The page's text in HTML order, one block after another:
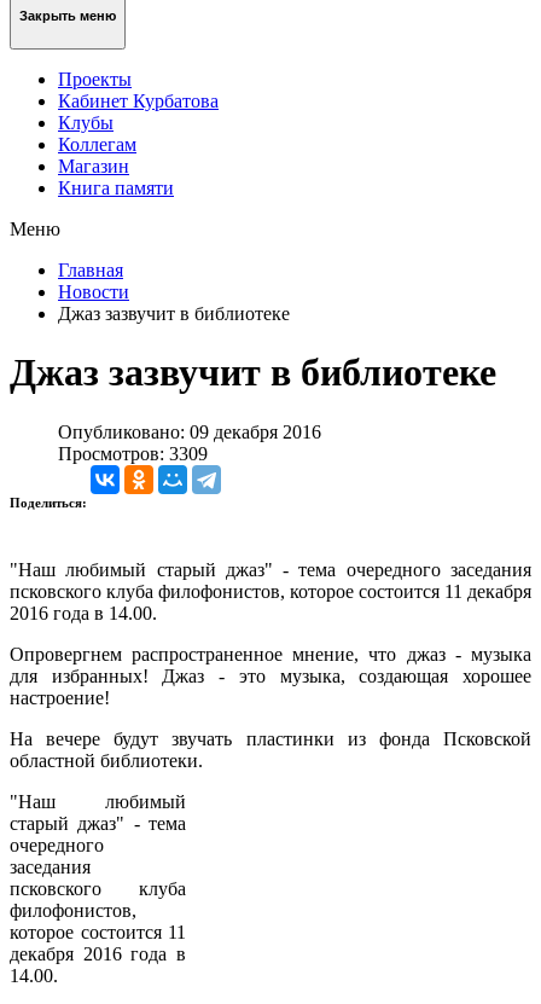
Закрыть меню
Проекты
Кабинет Курбатова
Клубы
Коллегам
Магазин
Книга памяти
Меню
Главная
Новости
Джаз зазвучит в библиотеке
Джаз зазвучит в библиотеке
Опубликовано: 09 декабря 2016
Просмотров: 3309
Поделиться:
"Наш любимый старый джаз" - тема очередного заседания
псковского клуба филофонистов, которое состоится 11 декабря
2016 года в 14.00.
Опровергнем распространенное мнение, что джаз - музыка
для избранных! Джаз - это музыка, создающая хорошее
настроение!
На вечере будут звучать пластинки из фонда Псковской
областной библиотеки.
"Наш любимый
старый джаз" - тема
очередного
заседания
псковского клуба
филофонистов,
которое состоится 11
декабря 2016 года в
14.00.